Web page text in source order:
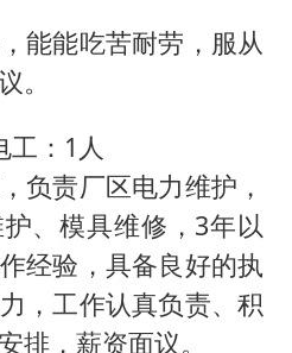
能能吃苦耐劳，服从
。
：1人
负责厂区电力维护，
、模具维修，3年以
经验，具备良好的执
，工作认真负责、积
排，薪资面议。